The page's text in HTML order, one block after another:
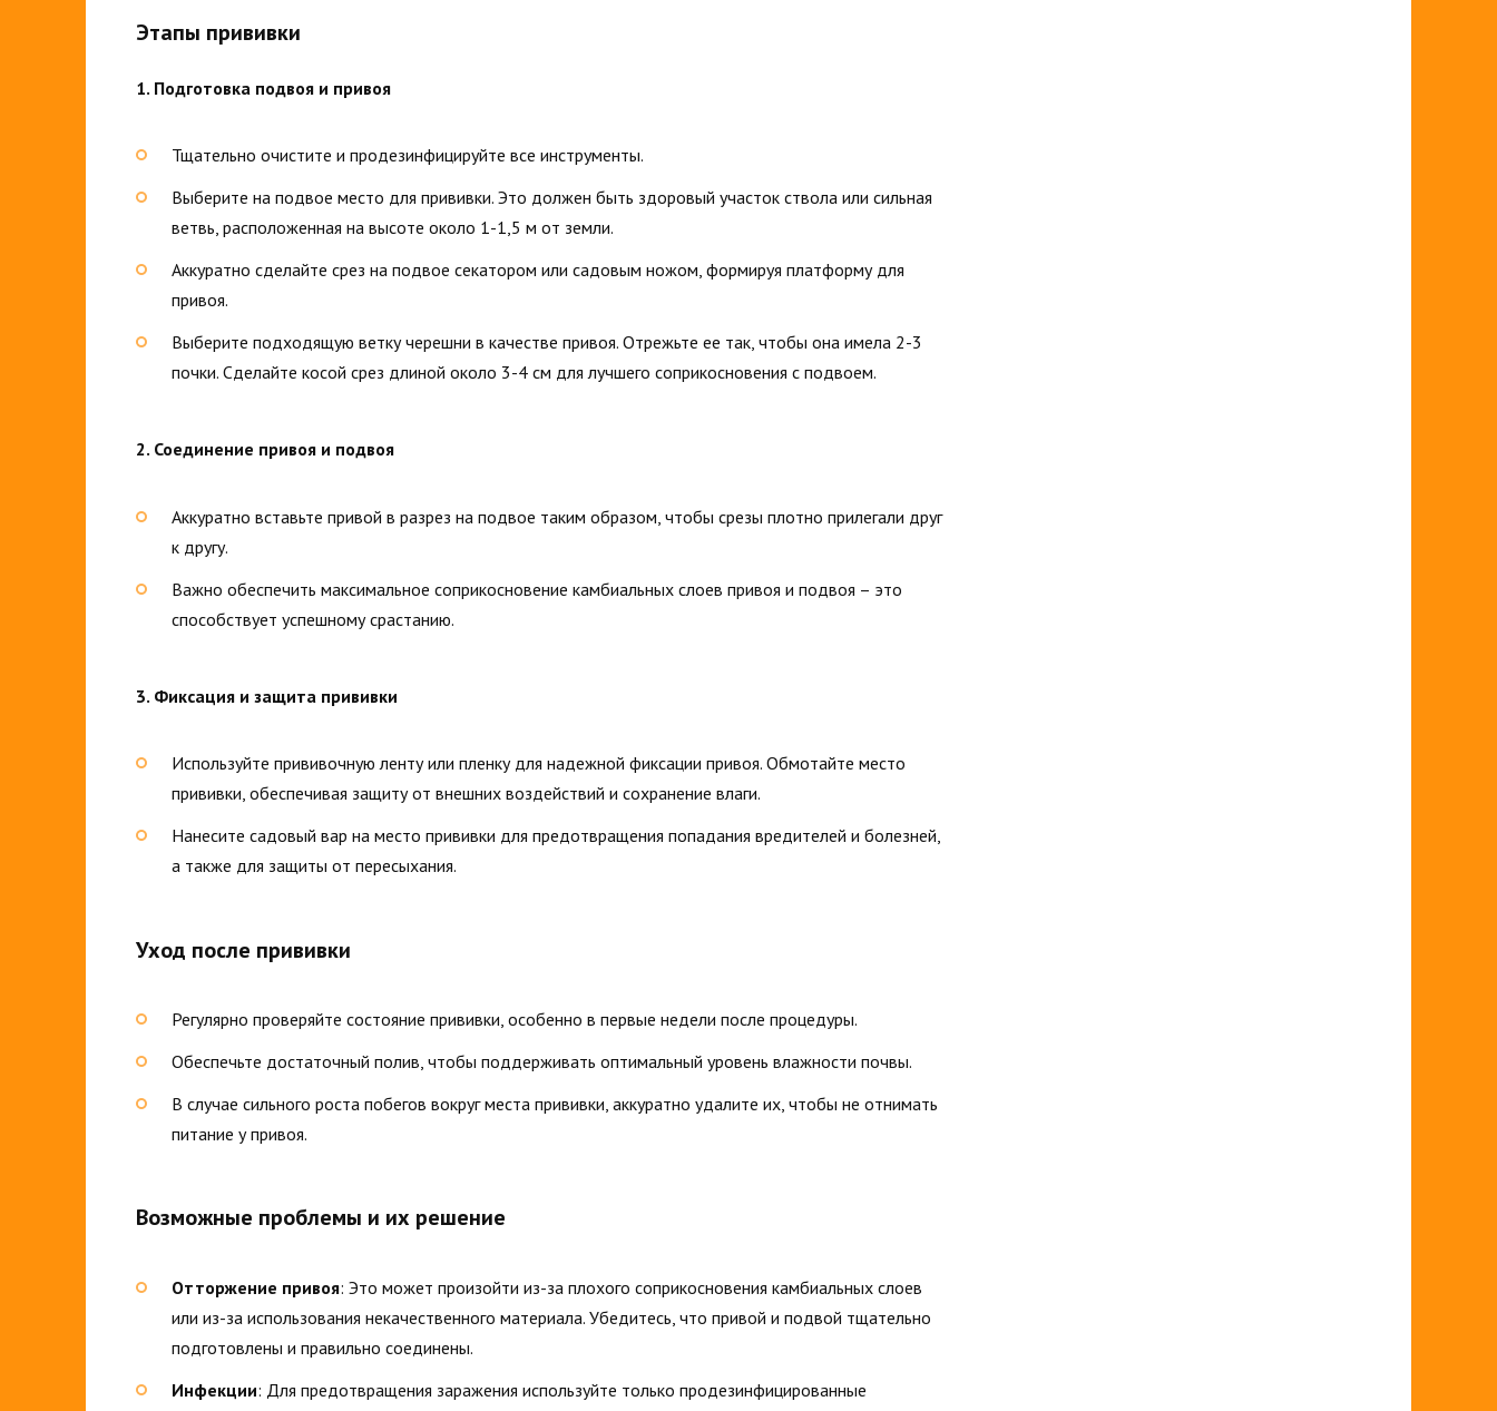
Этапы прививки
1. Подготовка подвоя и привоя
Тщательно очистите и продезинфицируйте все инструменты.
Выберите на подвое место для прививки. Это должен быть здоровый участок ствола или сильная
ветвь, расположенная на высоте около 1-1,5 м от земли.
Аккуратно сделайте срез на подвое секатором или садовым ножом, формируя платформу для
привоя.
Выберите подходящую ветку черешни в качестве привоя. Отрежьте ее так, чтобы она имела 2-3
почки. Сделайте косой срез длиной около 3-4 см для лучшего соприкосновения с подвоем.
2. Соединение привоя и подвоя
Аккуратно вставьте привой в разрез на подвое таким образом, чтобы срезы плотно прилегали друг
к другу.
Важно обеспечить максимальное соприкосновение камбиальных слоев привоя и подвоя – это
способствует успешному срастанию.
3. Фиксация и защита прививки
Используйте прививочную ленту или пленку для надежной фиксации привоя. Обмотайте место
прививки, обеспечивая защиту от внешних воздействий и сохранение влаги.
Нанесите садовый вар на место прививки для предотвращения попадания вредителей и болезней,
а также для защиты от пересыхания.
Уход после прививки
Регулярно проверяйте состояние прививки, особенно в первые недели после процедуры.
Обеспечьте достаточный полив, чтобы поддерживать оптимальный уровень влажности почвы.
В случае сильного роста побегов вокруг места прививки, аккуратно удалите их, чтобы не отнимать
питание у привоя.
Возможные проблемы и их решение
Отторжение привоя: Это может произойти из-за плохого соприкосновения камбиальных слоев
или из-за использования некачественного материала. Убедитесь, что привой и подвой тщательно
подготовлены и правильно соединены.
Инфекции: Для предотвращения заражения используйте только продезинфицированные